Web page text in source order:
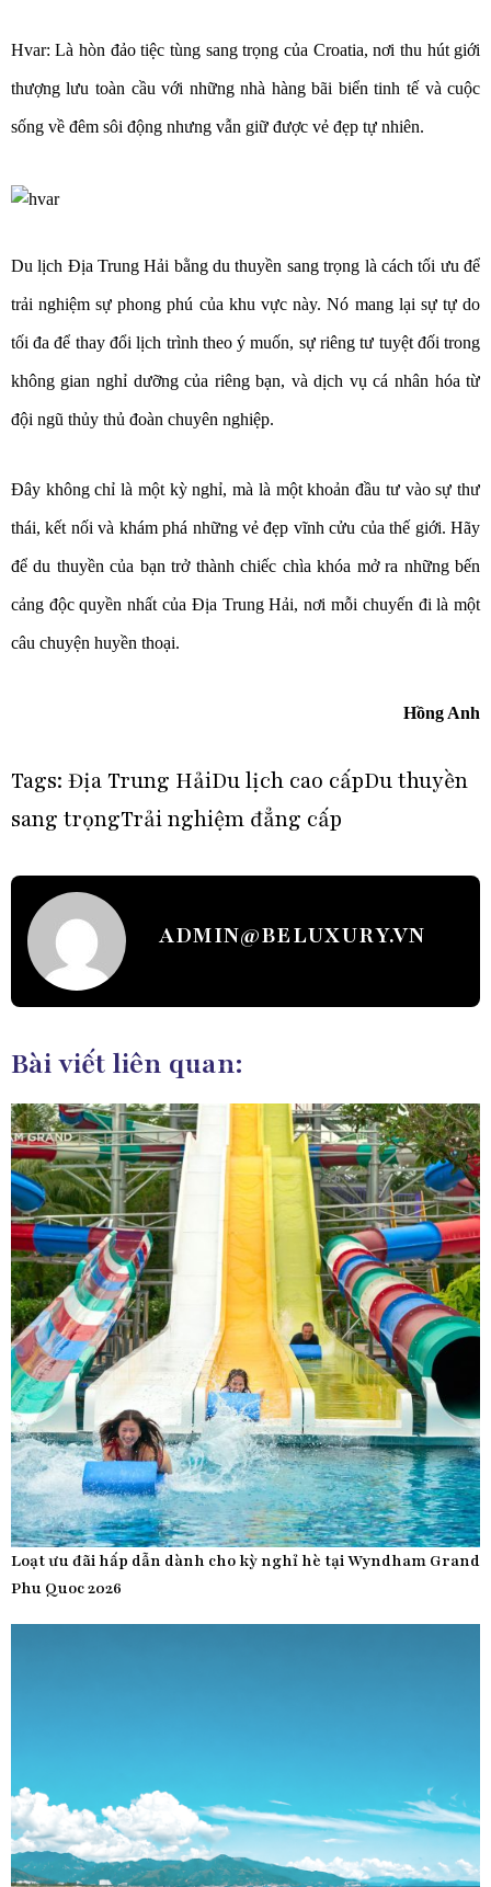
Hvar: Là hòn đảo tiệc tùng sang trọng của Croatia, nơi thu hút giới
thượng lưu toàn cầu với những nhà hàng bãi biển tinh tế và cuộc
sống về đêm sôi động nhưng vẫn giữ được vẻ đẹp tự nhiên.
Du lịch Địa Trung Hải bằng du thuyền sang trọng là cách tối ưu để
trải nghiệm sự phong phú của khu vực này. Nó mang lại sự tự do
tối đa để thay đổi lịch trình theo ý muốn, sự riêng tư tuyệt đối trong
không gian nghỉ dưỡng của riêng bạn, và dịch vụ cá nhân hóa từ
đội ngũ thủy thủ đoàn chuyên nghiệp.
Đây không chỉ là một kỳ nghỉ, mà là một khoản đầu tư vào sự thư
thái, kết nối và khám phá những vẻ đẹp vĩnh cửu của thế giới. Hãy
để du thuyền của bạn trở thành chiếc chìa khóa mở ra những bến
cảng độc quyền nhất của Địa Trung Hải, nơi mỗi chuyến đi là một
câu chuyện huyền thoại.
Hồng Anh
Tags: Địa Trung HảiDu lịch cao cấpDu thuyền
sang trọngTrải nghiệm đẳng cấp
ADMIN@BELUXURY.VN
Bài viết liên quan:
Loạt ưu đãi hấp dẫn dành cho kỳ nghỉ hè tại Wyndham Grand
Phu Quoc 2026